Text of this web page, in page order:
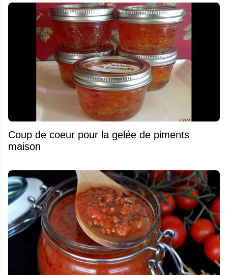
Coup de coeur pour la gelée de piments
maison